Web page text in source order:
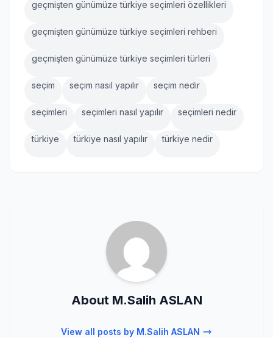
geçmişten günümüze türkiye seçimleri özellikleri
geçmişten günümüze türkiye seçimleri rehberi
geçmişten günümüze türkiye seçimleri türleri
seçim seçim nasıl yapılır seçim nedir
seçimleri seçimleri nasıl yapılır seçimleri nedir
türkiye türkiye nasıl yapılır türkiye nedir
About M.Salih ASLAN
View all posts by M.Salih ASLAN